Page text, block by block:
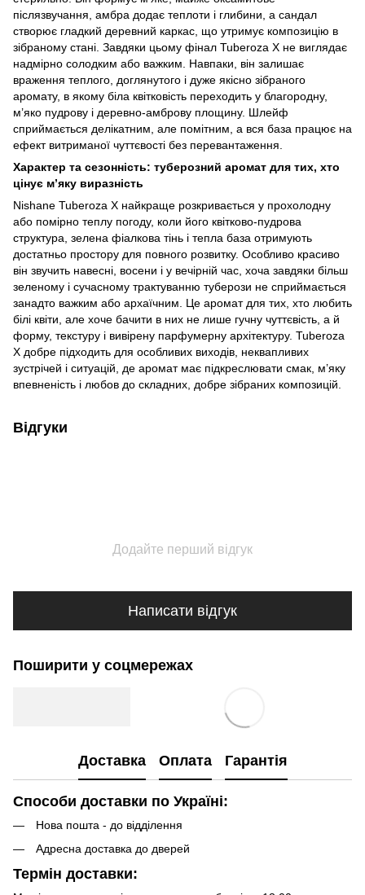
післязвучання, амбра додає теплоти і глибини, а сандал
створює гладкий деревний каркас, що утримує композицію в
зібраному стані. Завдяки цьому фінал Tuberoza X не виглядає
надмірно солодким або важким. Навпаки, він залишає
враження теплого, доглянутого і дуже якісно зібраного
аромату, в якому біла квітковість переходить у благородну,
м’яко пудрову і деревно-амброву площину. Шлейф
сприймається делікатним, але помітним, а вся база працює на
ефект витриманої чуттєвості без перевантаження.
Характер та сезонність: туберозний аромат для тих, хто
цінує м’яку виразність
Nishane Tuberoza X найкраще розкривається у прохолодну
або помірно теплу погоду, коли його квітково-пудрова
структура, зелена фіалкова тінь і тепла база отримують
достатньо простору для повного розвитку. Особливо красиво
він звучить навесні, восени і у вечірній час, хоча завдяки більш
зеленому і сучасному трактуванню туберози не сприймається
занадто важким або архаїчним. Це аромат для тих, хто любить
білі квіти, але хоче бачити в них не лише гучну чуттєвість, а й
форму, текстуру і вивірену парфумерну архітектуру. Tuberoza
X добре підходить для особливих виходів, неквапливих
зустрічей і ситуацій, де аромат має підкреслювати смак, м’яку
впевненість і любов до складних, добре зібраних композицій.
Відгуки
Додайте перший відгук
Написати відгук
Поширити у соцмережах
Доставка Оплата Гарантія
Способи доставки по Україні:
Нова пошта - до відділення
Адресна доставка до дверей
Термін доставки: